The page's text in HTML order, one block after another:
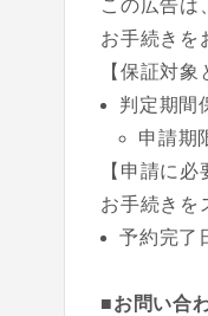
この広告は
お手続きを
【保証対
判定期間
申請期
【申請に
お手続きを
予約完了
■お問い合